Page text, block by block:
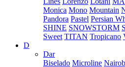
Monica Mono Mountain
Pandora Pastel Persian
SHINE SNOWSTORM
Sweet TITAN Tropicano
D
Dar
Biselado Microline